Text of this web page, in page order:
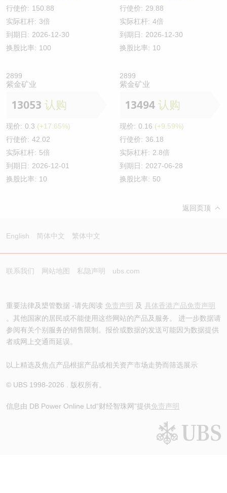
行使价: 150.88
实际杠杆: 3倍
到期日: 2026-12-30
换股比率: 100
行使价: 29.88
实际杠杆: 4倍
到期日: 2026-12-30
换股比率: 10
2899
紫金矿业
13053 认购
现价: 0.3 (+17.65%)
行使价: 42.02
实际杠杆: 5倍
到期日: 2026-12-01
换股比率: 10
2899
紫金矿业
13494 认购
现价: 0.16 (+9.59%)
行使价: 36.18
实际杠杆: 2.8倍
到期日: 2027-06-28
换股比率: 50
返回页顶
English 简体中文 繁体中文
联系我们 网站地图 私隐声明 ubs.com
重要法律及槼管数据 -请先阅读 免责声明 及 具体香港产品免责声明
。其他国家的居民或不能使用这些网站的产品及服务。 进一步数据请
参阅有关个别服务的销售限制。报价或数据的发送可能因为数据提供
者或网上交通而延误。
以上精选及焦点产品根据产品或相关资产市场走势而筛选展示
© UBS 1998-2026 . 版权所有。
信息由 DB Power Online Ltd“财经智珠网”提供免责声明